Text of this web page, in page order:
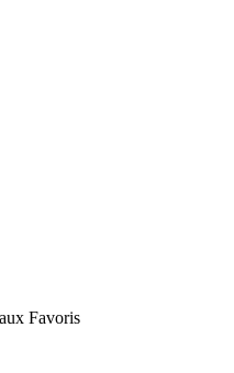
Favoris